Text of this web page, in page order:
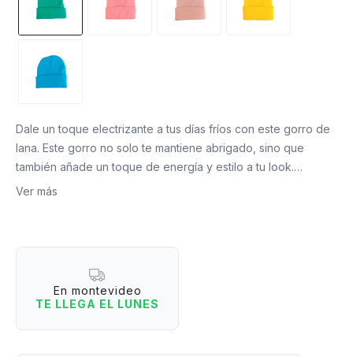
Dale un toque electrizante a tus días fríos con este gorro de
lana. Este gorro no solo te mantiene abrigado, sino que
también añade un toque de energía y estilo a tu look.
Medidas: 21 cm de largo x 19 cm de ancho.
Ver más
En montevideo
TE LLEGA EL LUNES